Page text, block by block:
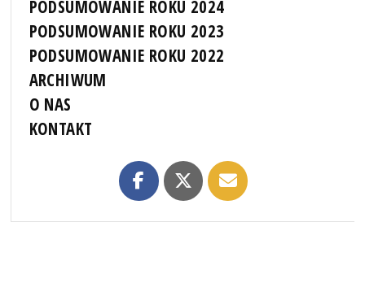
PODSUMOWANIE ROKU 2024
PODSUMOWANIE ROKU 2023
PODSUMOWANIE ROKU 2022
ARCHIWUM
O NAS
KONTAKT